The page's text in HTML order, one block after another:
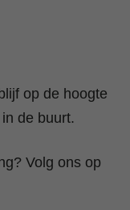
op de hoogte
de buurt.
Volg ons op